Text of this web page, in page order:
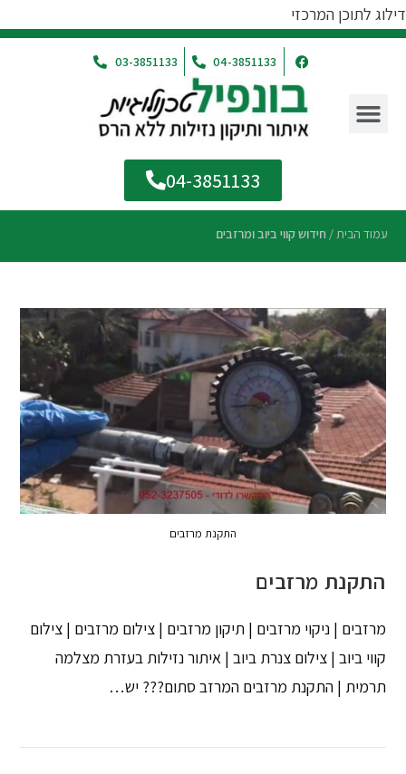
דילוג לתוכן המרכזי
04-3851133
03-3851133
04-3851133
עמוד הבית/ חידוש קווי ביוב ומרזבים
התקנת מרזבים
התקנת מרזבים
מרזבים | ניקוי מרזבים | תיקון מרזבים | צילום מרזבים | צילום
קווי ביוב | צילום צנרת ביוב | איתור נזילות בעזרת מצלמה
תרמית | התקנת מרזבים המרזב סתום??? יש…